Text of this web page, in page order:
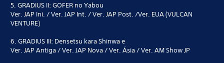
5. GRADIUS II: GOFER no Yabou
Ver. JAP Ini. / Ver. JAP Int. / Ver. JAP Post. /Ver. EUA (VULCAN
VENTURE)
6. GRADIUS III: Densetsu kara Shinwa e
Ver. JAP Antiga / Ver. JAP Nova / Ver. Ásia / Ver. AM Show JP